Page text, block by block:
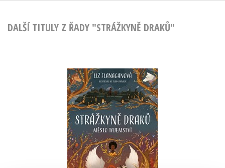
DALŠÍ TITULY Z ŘADY "STRÁŽKYNĚ DRAKŮ"
Strážkyně draků:
Město tajemství
Liz Flanaganová